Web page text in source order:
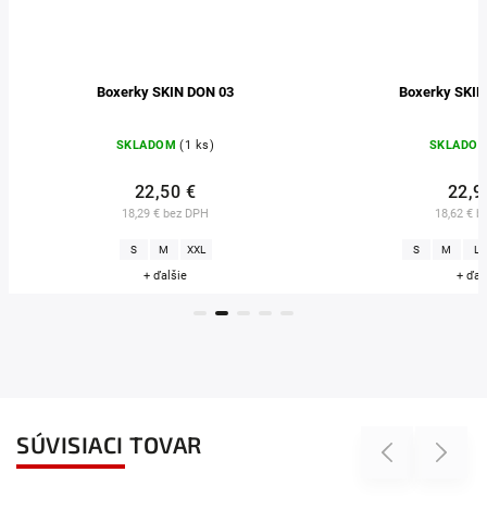
Boxerky SKIN DON 03
SKLADOM (1 ks)
18,29 € bez DPH
22,50 €
XXL
+ ďalšie
Boxerky SKIN
SKLADOM
18,62 € bez
22,90
+ ďalšie
SÚVISIACI TOVAR Previous Next